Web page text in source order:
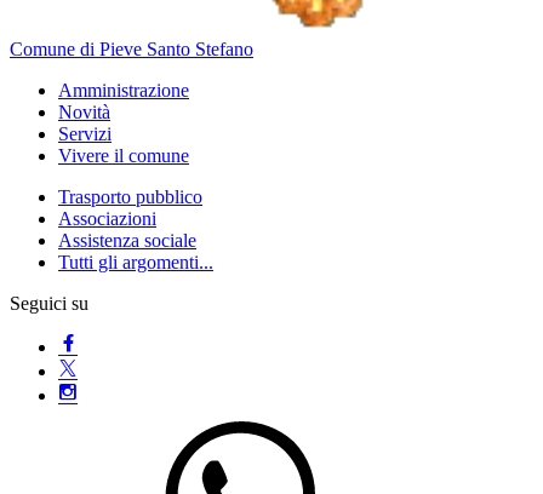
Comune di Pieve Santo Stefano
Amministrazione
Novità
Servizi
Vivere il comune
Trasporto pubblico
Associazioni
Assistenza sociale
Tutti gli argomenti...
Seguici su